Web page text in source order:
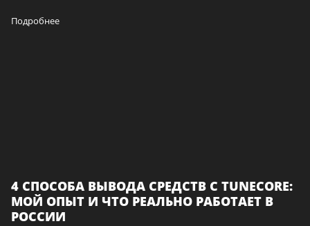
Подробнее
4 СПОСОБА ВЫВОДА СРЕДСТВ С TUNECORE:
МОЙ ОПЫТ И ЧТО РЕАЛЬНО РАБОТАЕТ В
РОССИИ